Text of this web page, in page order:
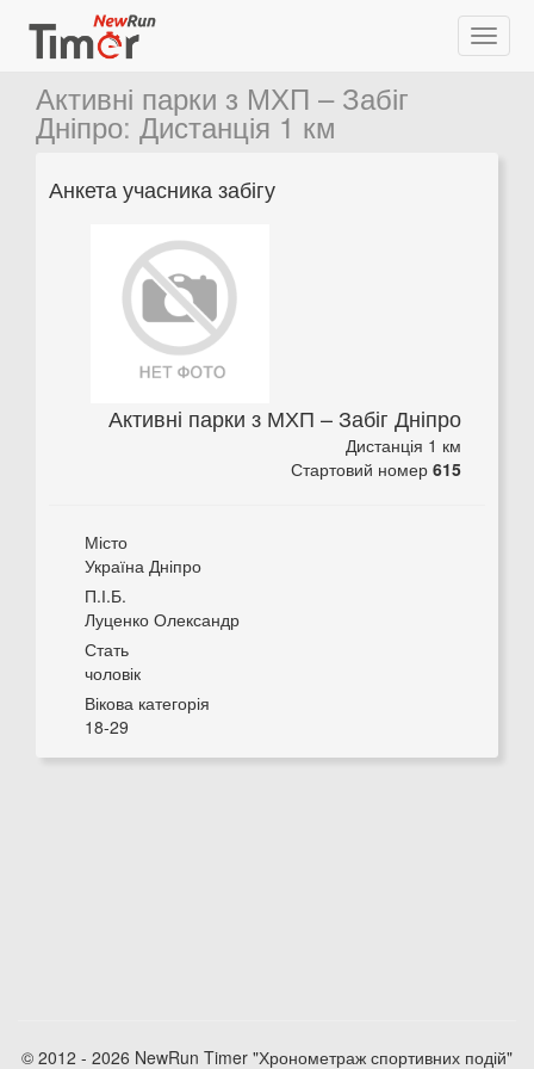
Активні парки з МХП – Забіг
Дніпро: Дистанція 1 км
Анкета учасника забігу
Активні парки з МХП – Забіг Дніпро
Дистанція 1 км
Стартовий номер 615
Місто
Україна Дніпро
П.І.Б.
Луценко Олександр
Стать
чоловік
Вікова категорія
18-29
© 2012 - 2026 NewRun Timer "Хронометраж спортивних подій"